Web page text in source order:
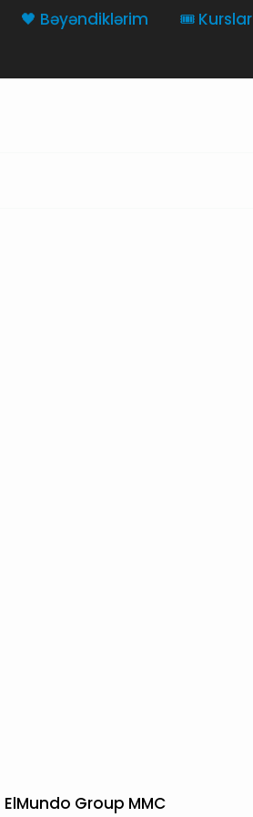
🖤 Bəyəndiklərim 🎟️ Kurslar
ElMundo Group MMC